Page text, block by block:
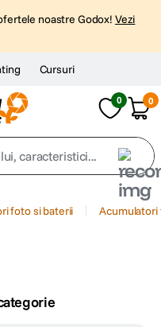
noastre Godox! Vezi
Cursuri
0 0
foto si baterii